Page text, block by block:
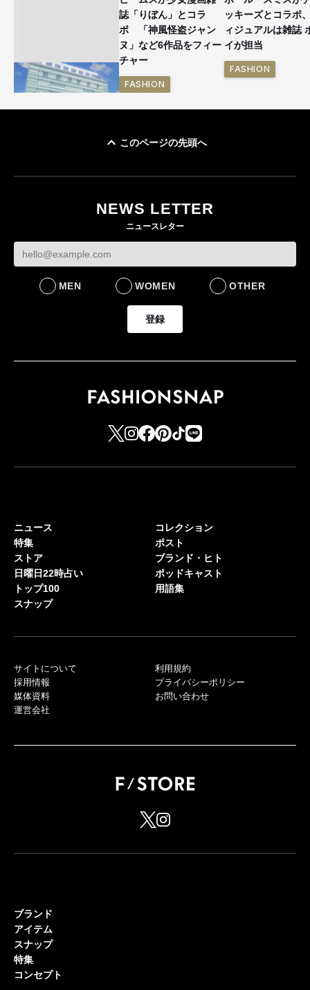
誌「りぼん」とコラ
ボ 「神風怪盗ジャン
ヌ」など6作品をフィー
チャー
FASHION
ッキーズとコラボ
ィジュアルは雑誌
イが担当
FASHION
このページの先頭へ
NEWS LETTER
ニュースレター
MEN WOMEN OTHER
登録
ニュース
特集
ストア
日曜日22時占い
トップ100
スナップ
コレクション
ポスト
ブランド・ヒト
ポッドキャスト
用語集
サイトについて
採用情報
媒体資料
運営会社
利用規約
プライバシーポリシー
お問い合わせ
ブランド
アイテム
スナップ
特集
コンセプト